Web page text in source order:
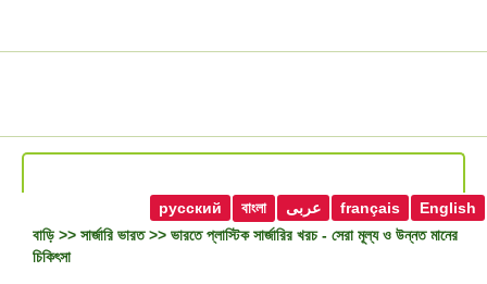
English
français عربى বাংলা
русский
বাড়ি>> সার্জারি ভারত>> ভারতে প্লাস্টিক সার্জারির খরচ - সেরা মূল্য ও উন্নত মানের
চিকিৎসা